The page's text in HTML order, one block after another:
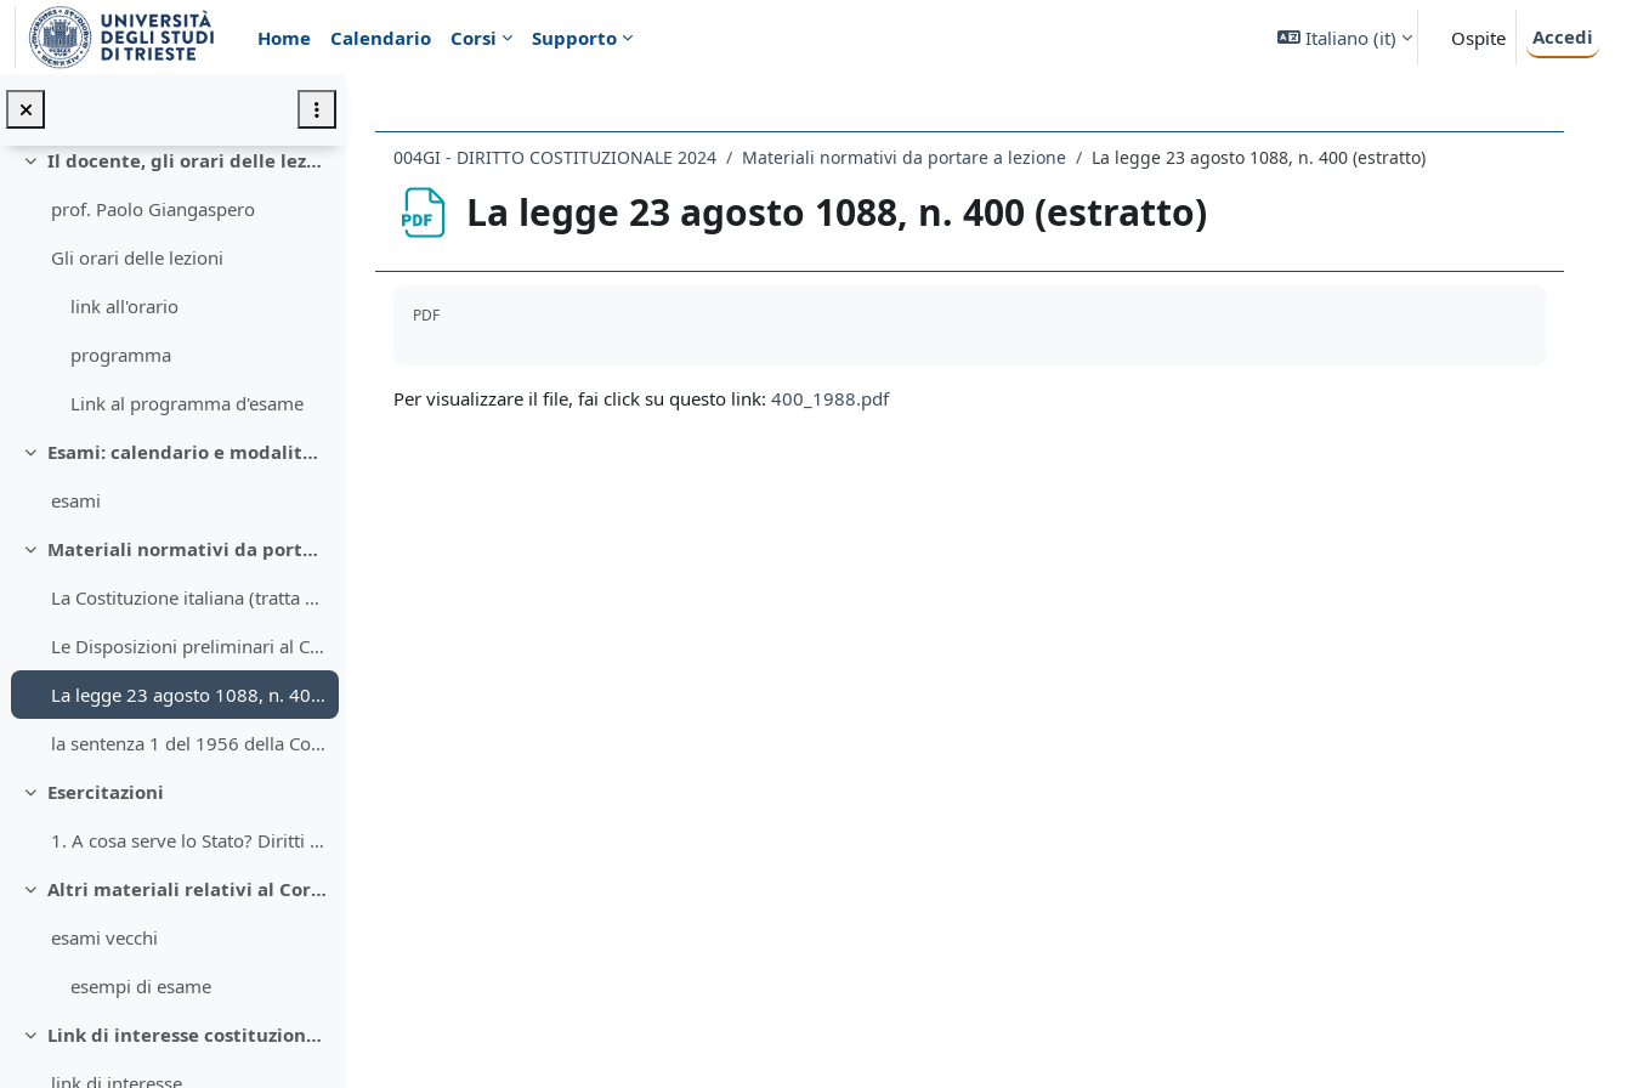
Vai al contenuto principale
Home
Calendario Corsi Supporto Italiano ‎(it)‎ Ospite Accedi
Minimizza
Minimizza
Comunicazioni
SI INFORMA CHE NESSUNO DEI CANDIDATI HA SUPERATO L...
Minimizza
Il docente, gli orari delle lezioni, il programma d'esame
prof. Paolo Giangaspero
Gli orari delle lezioni
link all'orario
programma
Link al programma d'esame
Minimizza
Esami: calendario e modalità di iscrizione
esami
Minimizza
Materiali normativi da portare a lezione
La Costituzione italiana (tratta dal sito del Senato)
Le Disposizioni preliminari al Codice civile (c.d. "preleggi")
La legge 23 agosto 1088, n. 400 (estratto)
la sentenza 1 del 1956 della Corte cosittuzionale
Minimizza
Esercitazioni
1. A cosa serve lo Stato? Diritti "vecchi" e diritti "nuovi"
Minimizza
Altri materiali relativi al Corso di diritto costituzionale
esami vecchi
esempi di esame
Minimizza
Link di interesse costituzionalistico
004GI - DIRITTO COSTITUZIONALE 2024 Materiali normativi da portare a lezione La legge 23 agosto 1088, n. 400 (estratto)
La legge 23 agosto 1088, n. 400 (estratto)
PDF
Per visualizzare il file, fai click su questo link: 400_1988.pdf